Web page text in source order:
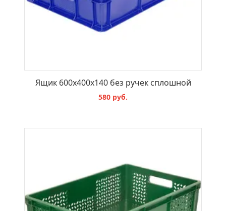
Ящик 600x400x140 без ручек сплошной
580 руб.
В КОРЗИНУ